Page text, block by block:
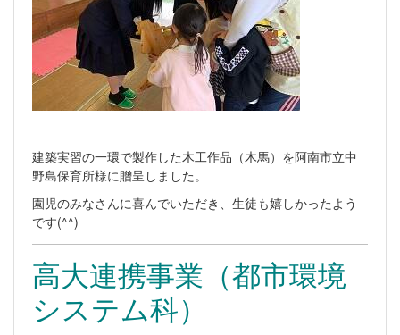
建築実習の一環で製作した木工作品（木馬）を阿南市立中
野島保育所様に贈呈しました。
園児のみなさんに喜んでいただき、生徒も嬉しかったよう
です(^^)
高大連携事業（都市環境
システム科）